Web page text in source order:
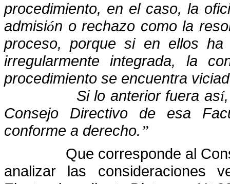
procedimiento, en el caso, la
admisión o rechazo como la
proceso, porque si en ellos ha
irregularmente integrada, la
procedimiento se encuentra
Si lo anterior fuera así
Consejo Directivo de esa
conforme a derecho. ”
Que corresponde al
analizar las consideraciones